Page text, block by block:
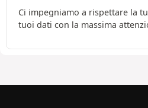
Ci impegniamo a rispettare la
tuoi dati con la massima